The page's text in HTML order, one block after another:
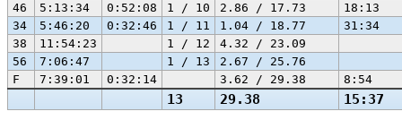
13 29.38 15:37
46
5:13:34 0:52:08 1 / 10 2.86 / 17.73
18:13
34
5:46:20 0:32:46 1 / 11 1.04 / 18.77
31:34
38
11:54:23 1 / 12
4.32 / 23.09
56
7:06:47 1 / 13
2.67 / 25.76
F
7:39:01 0:32:14 3.62 / 29.38 8:54